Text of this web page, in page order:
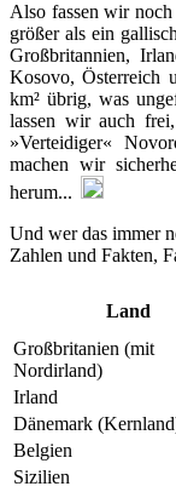
Also fassen wir
größer als ein
Großbritannien,
Kosovo, Österreich
km² übrig, was
lassen wir auch
»Verteidiger«
machen wir
herum...
Und wer das immer
Zahlen und Fakten,
Land
Großbritanien (mit
Nordirland)
Irland
Dänemark
Belgien
Sizilien